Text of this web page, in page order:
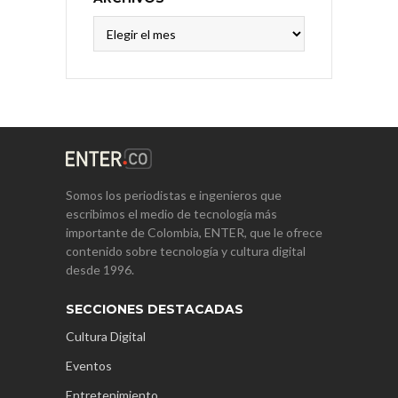
Somos los periodistas e ingenieros que
escribimos el medio de tecnología más
importante de Colombia, ENTER, que le ofrece
contenido sobre tecnología y cultura digital
desde 1996.
SECCIONES DESTACADAS
Cultura Digital
Eventos
Entretenimiento